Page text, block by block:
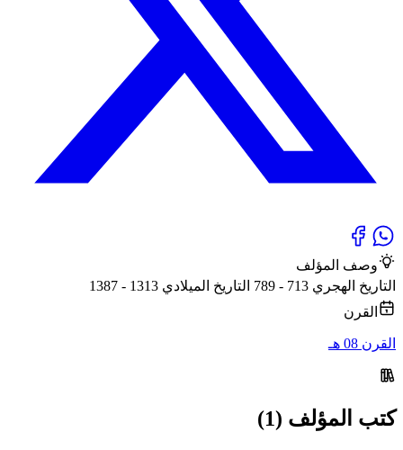
وصف المؤلف
التاريخ الهجري 713 - 789 التاريخ الميلادي 1313 - 1387
القرن
القرن 08 هـ
كتب المؤلف (1)